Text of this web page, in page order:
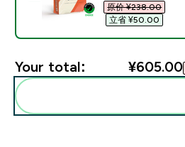
原价 ¥238.00‎
立省 ¥50.00‎
Your total: ¥605.00‎